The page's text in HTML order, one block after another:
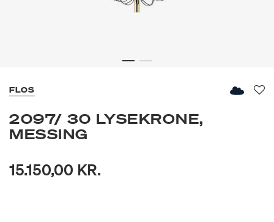
FLOS
2097/ 30 LYSEKRONE,
MESSING
15.150,00 KR.